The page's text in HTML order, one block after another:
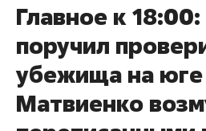
Главное к
поручил
убежища на юге
Матвиенко